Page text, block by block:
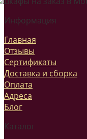
Информация
Главная
Отзывы
Сертификаты
Доставка и сборка
Оплата
Адреса
Блог
Каталог